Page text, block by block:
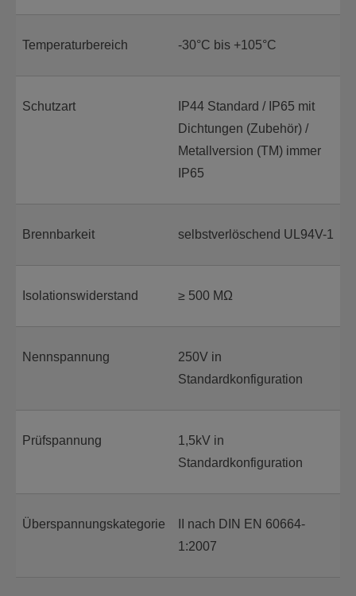
Temperaturbereich -30°C bis +105°C
Schutzart
IP44 Standard / IP65 mit
Dichtungen (Zubehör) /
Metallversion (TM) immer
IP65
Brennbarkeit selbstverlöschend UL94V-1
Isolationswiderstand ≥ 500 MΩ
Nennspannung
250V in
Standardkonfiguration
Prüfspannung
1,5kV in
Standardkonfiguration
Überspannungskategorie
II nach DIN EN 60664-
1:2007